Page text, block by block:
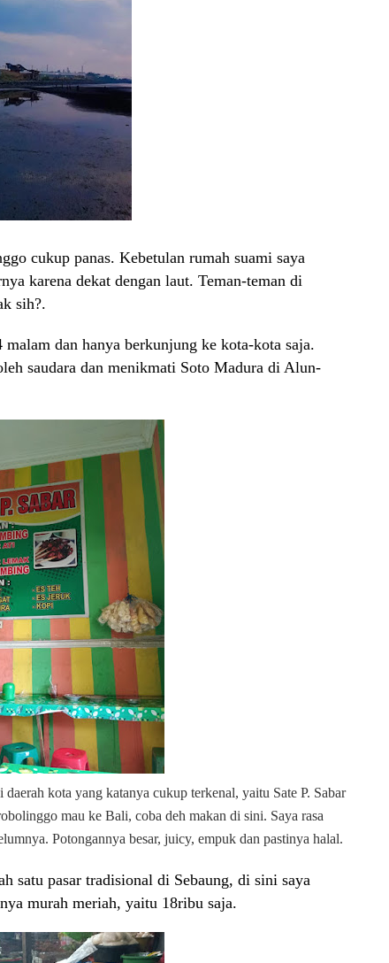
cukup panas. Kebetulan rumah suami saya
karena dekat dengan laut. Teman-teman di
sih?.
dan hanya berkunjung ke kota-kota saja.
saudara dan menikmati Soto Madura di Alun-
kota yang katanya cukup terkenal, yaitu Sate P. Sabar
mau ke Bali, coba deh makan di sini. Saya rasa
Potongannya besar, juicy, empuk dan pastinya halal.
satu pasar tradisional di Sebaung, di sini saya
murah meriah, yaitu 18ribu saja.